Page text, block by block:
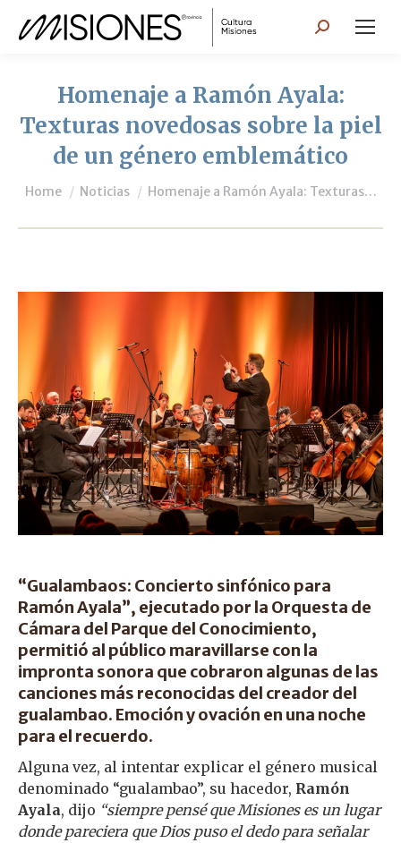
Search:
Homenaje a Ramón Ayala:
Texturas novedosas sobre la piel
de un género emblemático
You are here:
Home Noticias Homenaje a Ramón Ayala: Texturas…
“Gualambaos: Concierto sinfónico para
Ramón Ayala”, ejecutado por la Orquesta de
Cámara del Parque del Conocimiento,
permitió al público maravillarse con la
impronta sonora que cobraron algunas de las
canciones más reconocidas del creador del
gualambao. Emoción y ovación en una noche
para el recuerdo.
Alguna vez, al intentar explicar el género musical
denominado “gualambao”, su hacedor, Ramón
Ayala, dijo “siempre pensé que Misiones es un lugar
donde pareciera que Dios puso el dedo para señalar